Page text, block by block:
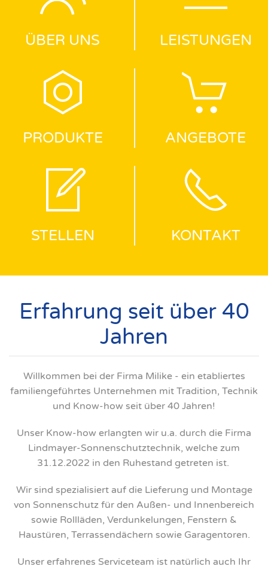
ÜBER UNS LEISTUNGEN
PRODUKTE ANGEBOTE
STELLEN KONTAKT
Erfahrung seit über 40
Jahren
Willkommen bei der Firma Milike - ein etabliertes
familiengeführtes Unternehmen mit Tradition, Technik
und Know-how seit über 40 Jahren!
Unser Know-how erlangten wir u.a. durch die Firma
Lindmayer-Sonnenschutztechnik, welche zum
31.12.2022 in den Ruhestand getreten ist.
Wir sind spezialisiert auf die Lieferung und Montage
von Sonnenschutz für den Außen- und Innenbereich
sowie Rollläden, Verdunkelungen, Fenstern &
Haustüren, Terrassendächern sowie Garagentoren.
Unser erfahrenes Serviceteam ist natürlich auch Ihr